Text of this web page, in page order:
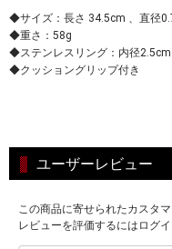
◆サイズ：長さ 34.5cm 、直径
◆重さ：58g
◆ステンレスリング：内径2.5cm
◆クッショングリップ付き
ユーザーレビュー
この商品に寄せられたカスタ
レビューを評価するにはログイ